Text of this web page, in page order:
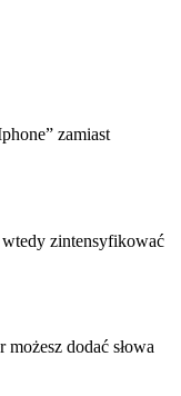
zamiast
wtedy zintensyfikować
dodać słowa